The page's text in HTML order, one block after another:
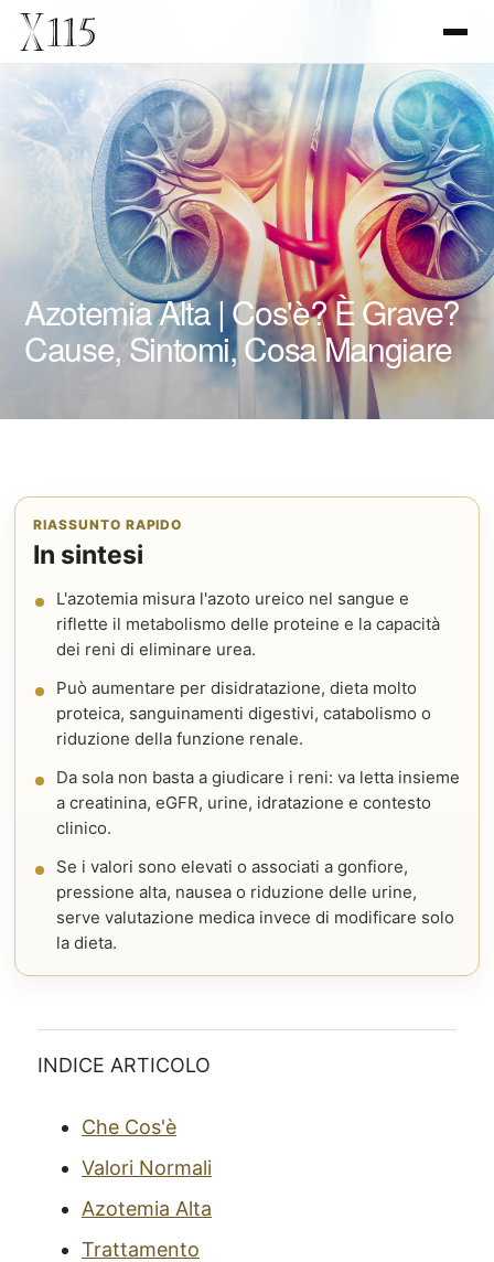
Azotemia Alta | Cos'è? È Grave?
Cause, Sintomi, Cosa Mangiare
RIASSUNTO RAPIDO
In sintesi
L'azotemia misura l'azoto ureico nel sangue e
riflette il metabolismo delle proteine e la capacità
dei reni di eliminare urea.
Può aumentare per disidratazione, dieta molto
proteica, sanguinamenti digestivi, catabolismo o
riduzione della funzione renale.
Da sola non basta a giudicare i reni: va letta insieme
a creatinina, eGFR, urine, idratazione e contesto
clinico.
Se i valori sono elevati o associati a gonfiore,
pressione alta, nausea o riduzione delle urine,
serve valutazione medica invece di modificare solo
la dieta.
INDICE ARTICOLO
Che Cos'è
Valori Normali
Azotemia Alta
Trattamento